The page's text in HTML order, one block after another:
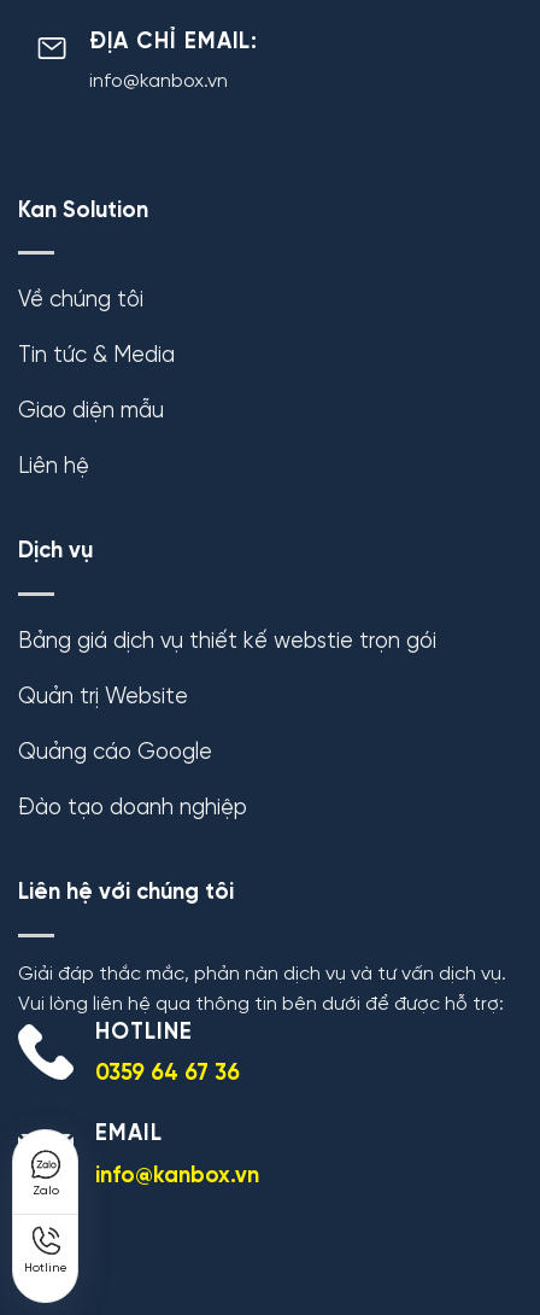
Zalo
Hotline
ĐỊA CHỈ EMAIL:
info@kanbox.vn
Kan Solution
Về chúng tôi
Tin tức & Media
Giao diện mẫu
Liên hệ
Dịch vụ
Bảng giá dịch vụ thiết kế webstie trọn gói
Quản trị Website
Quảng cáo Google
Đào tạo doanh nghiệp
Liên hệ với chúng tôi
Giải đáp thắc mắc, phản nàn dịch vụ và tư vấn dịch vụ.
Vui lòng liên hệ qua thông tin bên dưới để được hỗ trợ:
HOTLINE
0359 64 67 36
EMAIL
info@kanbox.vn